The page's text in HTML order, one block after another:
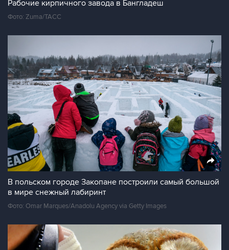
Рабочие кирпичного завода в Бангладеш
Фото: Zuma/ТАСС
В польском городе Закопане построили самый большой
в мире снежный лабиринт
Фото: Omar Marques/Anadolu Agency via Getty Images